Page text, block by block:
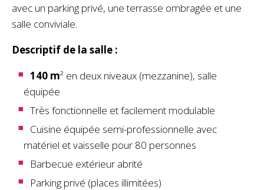
avec un parking privé, une terrasse ombragée et une
salle conviviale.
Descriptif de la salle :
140 m² en deux niveaux (mezzanine), salle
équipée
Très fonctionnelle et facilement modulable
Cuisine équipée semi-professionnelle avec
matériel et vaisselle pour 80 personnes
Barbecue extérieur abrité
Parking privé (places illimitées)